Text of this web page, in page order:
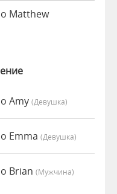
Matthew
Amy (девушка)
Emma (девушка)
Brian (мужчина)